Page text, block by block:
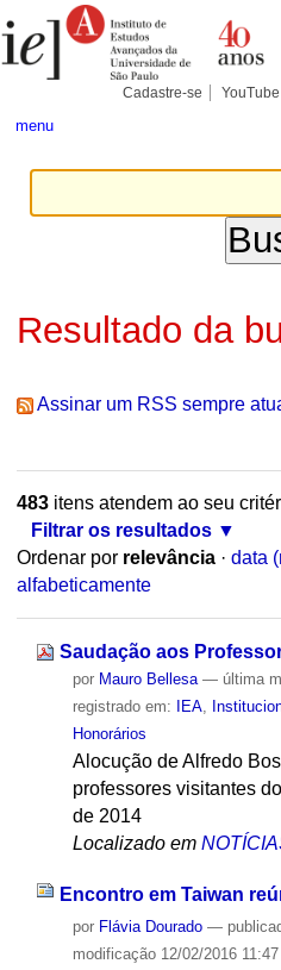
para
conteúdo.
Pessoais
Cadastre-se YouTube
menu
Resultado da
Assinar um RSS sempre
483itens atendem ao seu
Filtrar os resultados
Ordenar por relevância · data
alfabeticamente
Saudação aos
por Mauro Bellesa — última
registrado em:
IEA,
Honorários
Alocução de Alfredo
professores visitantes
de 2014
Localizado em
Encontro em Taiwan
por Flávia Dourado —
modificação12/02/2016 11:47